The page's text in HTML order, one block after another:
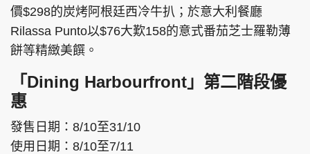
價$298的炭烤阿根廷西冷牛扒；於意大利餐廳
Rilassa Punto以$76大歎158的意式番茄芝士羅勒薄
餅等精緻美饌。
「Dining Harbourfront」第二階段優
惠
發售日期：8/10至31/10
使用日期：8/10至7/11